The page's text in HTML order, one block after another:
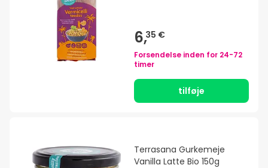
6,35 €
Forsendelse inden for 24-72
timer
tilføje
Terrasana Gurkemeje
Vanilla Latte Bio 150g